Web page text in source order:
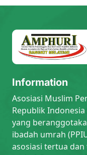
Information
Asosiasi Muslim
Republik Indonesia
yang
ibadah umrah
asosiasi tertua